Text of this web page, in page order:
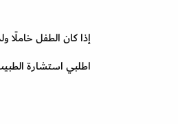
إذا كان الطفل خاملًا
اطلبي استشارة